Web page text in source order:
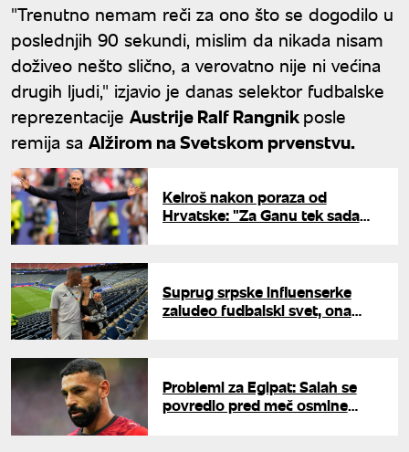
"Trenutno nemam reči za ono što se dogodilo u
poslednjih 90 sekundi, mislim da nikada nisam
doživeo nešto slično, a verovatno nije ni većina
drugih ljudi," izjavio je danas selektor fudbalske
reprezentacije Austrije Ralf Rangnikposle
remija sa Alžirom na Svetskom prvenstvu.
Keiroš nakon poraza od
Hrvatske: "Za Ganu tek sada
Suprug srpske influenserke
zaludeo fudbalski svet, ona
Problemi za Egipat: Salah se
povredio pred meč osmine